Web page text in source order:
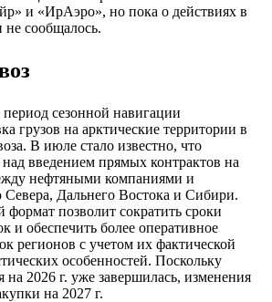
и «ИрАэро», но пока о действиях в
сообщалось.
сезонной навигации
грузов на арктические территории в
В июле стало известно, что
введением прямых контрактов на
нефтяными компаниями и
Дальнего Востока и Сибири.
формат позволит сократить сроки
и обеспечить более оперативное
регионов с учетом их фактической
особенностей. Поскольку
на 2026 г. уже завершилась, изменения
на 2027 г.